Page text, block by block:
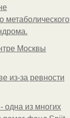
метаболического
Москвы
из-за ревности
одна из многих